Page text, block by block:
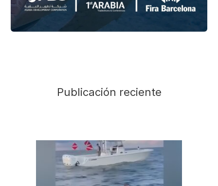
Publicación reciente